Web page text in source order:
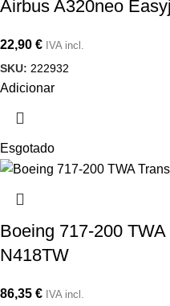
Airbus A320neo
22,90 € IVA incl.
SKU: 222932
Adicionar
Esgotado
Boeing 717-200
N418TW
86,35 € IVA incl.